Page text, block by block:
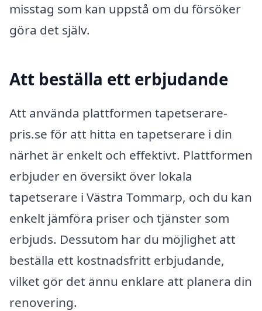
misstag som kan uppstå om du försöker
göra det själv.
Att beställa ett erbjudande
Att använda plattformen tapetserare-
pris.se för att hitta en tapetserare i din
närhet är enkelt och effektivt. Plattformen
erbjuder en översikt över lokala
tapetserare i Västra Tommarp, och du kan
enkelt jämföra priser och tjänster som
erbjuds. Dessutom har du möjlighet att
beställa ett kostnadsfritt erbjudande,
vilket gör det ännu enklare att planera din
renovering.